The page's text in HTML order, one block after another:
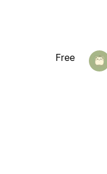
Free